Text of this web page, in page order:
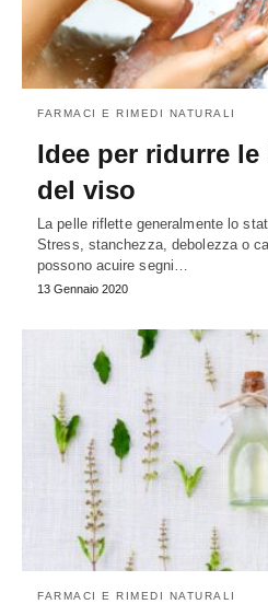
FARMACI E RIMEDI NATURALI
Idee per ridurre
del viso
La pelle riflette generalmente lo
Stress, stanchezza, debolezza o
possono acuire segni…
13 Gennaio 2020
FARMACI E RIMEDI NATURALI